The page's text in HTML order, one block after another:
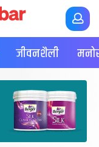
जीवनशैली